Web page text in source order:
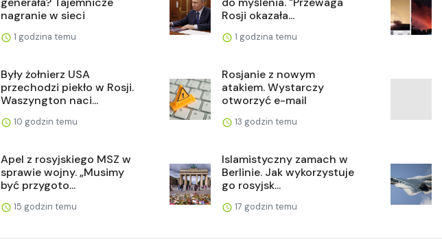
nagranie w sieci
1 godzina temu
Rosji okazała...
1 godzina temu
Były żołnierz USA
przechodzi piekło w Rosji.
Waszyngton naci...
10 godzin temu
Rosjanie z nowym
atakiem. Wystarczy
otworzyć e-mail
13 godzin temu
Apel z rosyjskiego MSZ w
sprawie wojny. „Musimy
być przygoto...
15 godzin temu
Islamistyczny zamach w
Berlinie. Jak wykorzystuje
go rosyjsk...
17 godzin temu